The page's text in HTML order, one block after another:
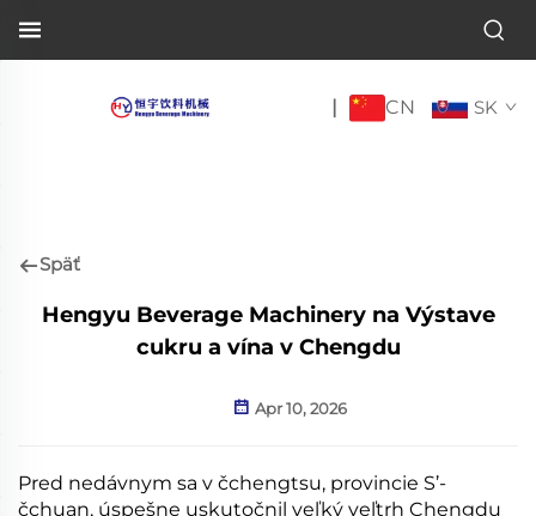
| CN SK
Späť
Hengyu Beverage Machinery na Výstave
cukru a vína v Chengdu
Apr 10, 2026
Pred nedávnym sa v čchengtsu, provincie S’-
čchuan, úspešne uskutočnil veľký veľtrh Chengdu